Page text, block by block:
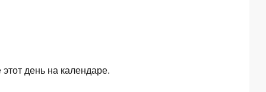
день на календаре.